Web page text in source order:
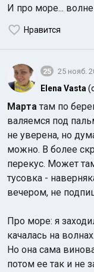
И про море...
Нравится
25 25 нояб.
Elena Vasta
Марта там по
валяемся под
не уверена, но
можно. В более
перекус. Может
тусовка -
вечером, не
Про море: я
качалась на
Но она сама
потом ее так и не